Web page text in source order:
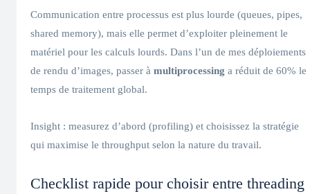
Communication entre processus est plus lourde (queues, pipes,
shared memory), mais elle permet d’exploiter pleinement le
matériel pour les calculs lourds. Dans l’un de mes déploiements
de rendu d’images, passer à multiprocessing a réduit de 60% le
temps de traitement global.
Insight : measurez d’abord (profiling) et choisissez la stratégie
qui maximise le throughput selon la nature du travail.
Checklist rapide pour choisir entre threading